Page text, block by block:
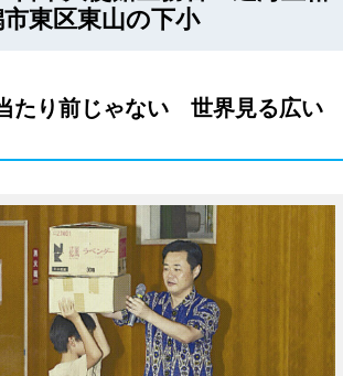
東区東山の下小
たり前じゃない 世界見る広い